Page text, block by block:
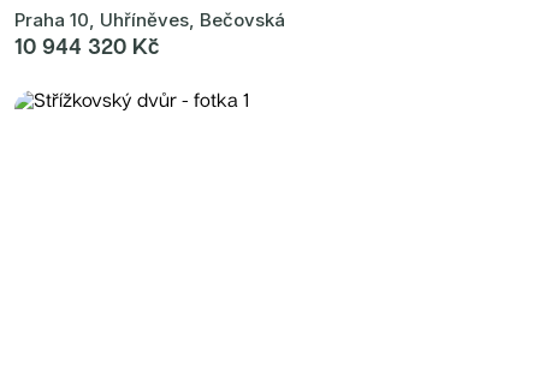
Praha 10, Uhříněves, Bečovská
10 944 320 Kč